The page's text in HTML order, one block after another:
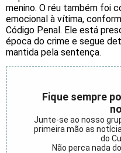
menino. O réu também foi
emocional à vítima,
Código Penal. Ele está
época do crime e segue
mantida pela sentença.
Fique sempre
Junte-se ao nosso
primeira mão as
do
Não perca nada